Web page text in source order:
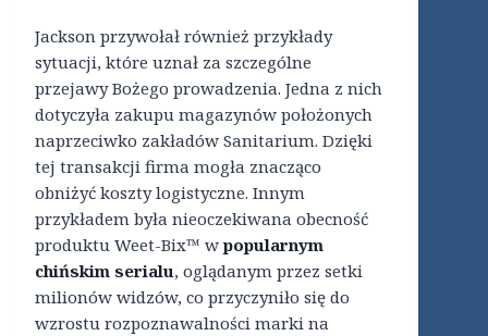
Jackson przywołał również przykłady
sytuacji, które uznał za szczególne
przejawy Bożego prowadzenia. Jedna z nich
dotyczyła zakupu magazynów położonych
naprzeciwko zakładów Sanitarium. Dzięki
tej transakcji firma mogła znacząco
obniżyć koszty logistyczne. Innym
przykładem była nieoczekiwana obecność
produktu Weet-Bix™ w popularnym
chińskim serialu, oglądanym przez setki
milionów widzów, co przyczyniło się do
wzrostu rozpoznawalności marki na